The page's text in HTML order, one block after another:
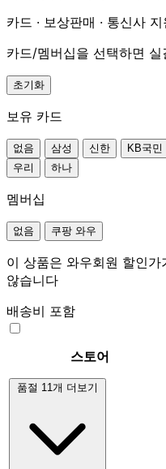
카드 · 보상판매 · 통신사
카드/멤버십을 선택하면
초기화
보유 카드
없음 삼성 신한 KB국민
우리
하나
멤버십
없음 쿠팡 와우
이 상품은 와우회원 할인
않습니다
배송비 포함
스토어
품절 11개 더보기